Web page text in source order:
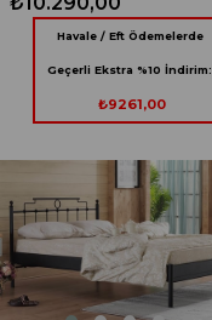
Havale / Eft Ödemelerde
Geçerli Ekstra %10 İndirim:
₺9261,00